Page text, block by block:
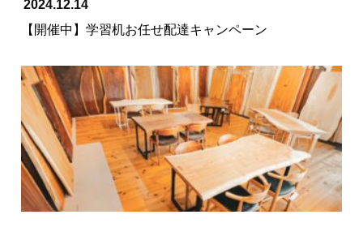
2024.12.14
【開催中】学習机お任せ配達キャンペーン